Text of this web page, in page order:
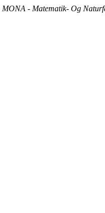
MONA - Matematik- Og